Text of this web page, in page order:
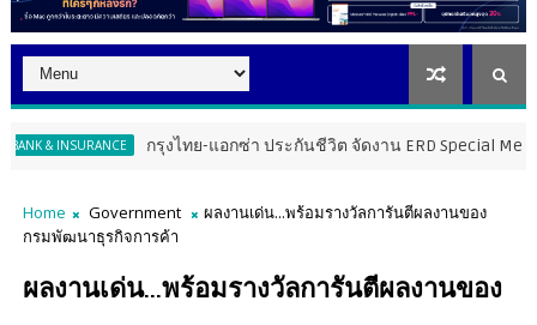
กรุงไทย-แอกซ่า ประกันชีวิต จัดงาน ERD Special Meeting หนุน
Home Government
ผลงานเด่น...พร้อมรางวัลการันตีผลงานของ
กรมพัฒนาธุรกิจการค้า
ผลงานเด่น...พร้อมรางวัลการันตีผลงานของ